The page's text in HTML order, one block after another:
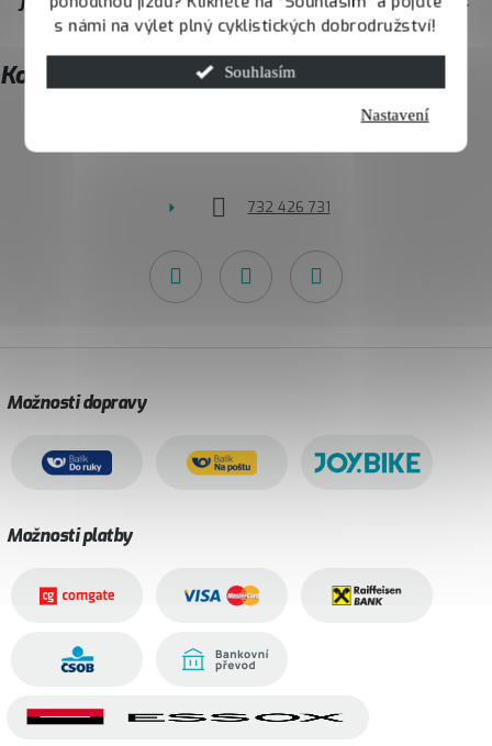
s námi na výlet plný cyklistických dobrodružství!
Souhlasím
Nastavení
t
í
JOY.BIKE
Kontakt
732 426 731
Možnosti dopravy
Možnosti platby